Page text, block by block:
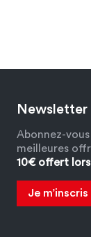
Newsletter
Abonnez-
meilleures
10€ offert
Je m’inscris